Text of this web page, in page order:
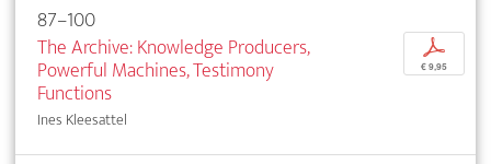
87–100
The Archive: Knowledge Producers,
Powerful Machines, Testimony
Functions
Ines Kleesattel
p
€ 9,95